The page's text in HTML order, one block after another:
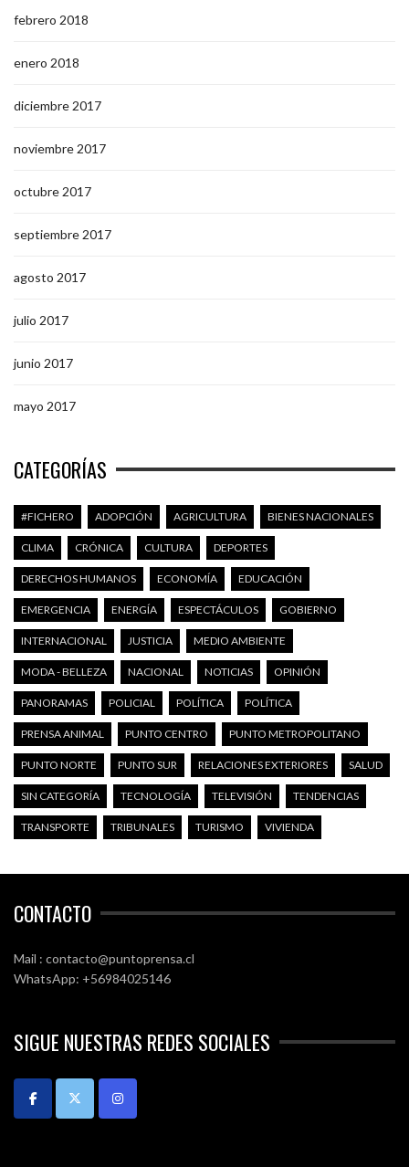
febrero 2018
enero 2018
diciembre 2017
noviembre 2017
octubre 2017
septiembre 2017
agosto 2017
julio 2017
junio 2017
mayo 2017
CATEGORÍAS
#FICHERO ADOPCIÓN AGRICULTURA BIENES NACIONALES
CLIMA CRÓNICA CULTURA DEPORTES
DERECHOS HUMANOS ECONOMÍA EDUCACIÓN
EMERGENCIA ENERGÍA ESPECTÁCULOS GOBIERNO
INTERNACIONAL JUSTICIA MEDIO AMBIENTE
MODA - BELLEZA NACIONAL NOTICIAS OPINIÓN
PANORAMAS POLICIAL POLÍTICA POLÍTICA
PRENSA ANIMAL PUNTO CENTRO PUNTO METROPOLITANO
PUNTO NORTE PUNTO SUR RELACIONES EXTERIORES SALUD
SIN CATEGORÍA TECNOLOGÍA TELEVISIÓN TENDENCIAS
TRANSPORTE TRIBUNALES TURISMO VIVIENDA
CONTACTO
Mail : contacto@puntoprensa.cl
WhatsApp: +56984025146
SIGUE NUESTRAS REDES SOCIALES